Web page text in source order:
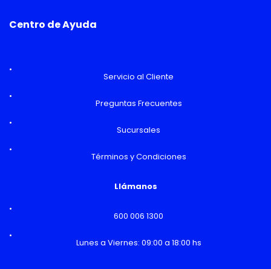
Centro de Ayuda
Servicio al Cliente
Preguntas Frecuentes
Sucursales
Términos y Condiciones
Llámanos
600 006 1300
Lunes a Viernes: 09:00 a 18:00 hs